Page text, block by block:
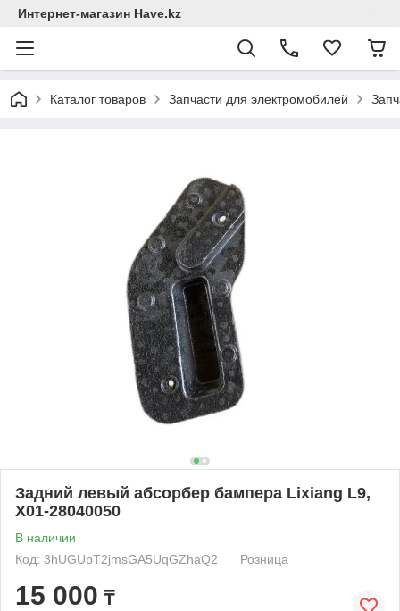
Интернет-магазин Have.kz
Каталог товаров Запчасти для электромобилей
Задний левый абсорбер бампера Lixiang L9,
X01-28040050
В наличии
Код: 3hUGUpT2jmsGA5UqGZhaQ2
Розница
15 000 ₸